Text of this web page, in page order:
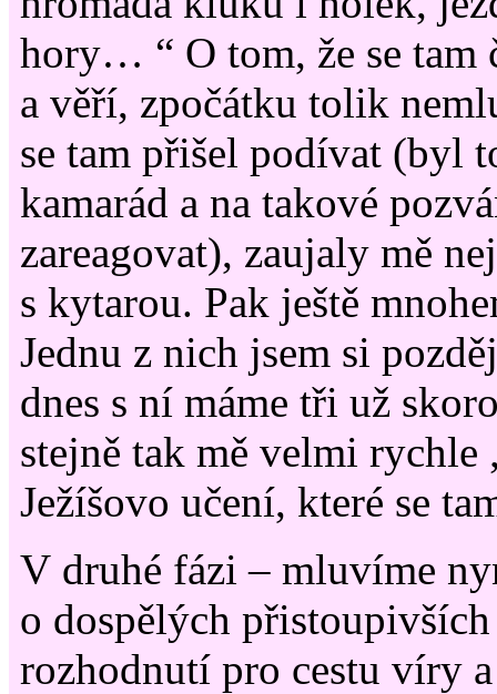
hory… “ O tom, že se tam
a věří, zpočátku tolik
se tam přišel podívat (byl
kamarád a na takové
zareagovat), zaujaly mě
s kytarou. Pak ještě
Jednu z nich jsem si
dnes s ní máme tři už
stejně tak mě velmi rychle
Ježíšovo učení, které se
V druhé fázi – mluvíme
o dospělých
rozhodnutí pro cestu víry